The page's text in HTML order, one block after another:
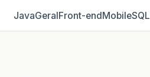
JavaGeralFront‑endMobileSQL